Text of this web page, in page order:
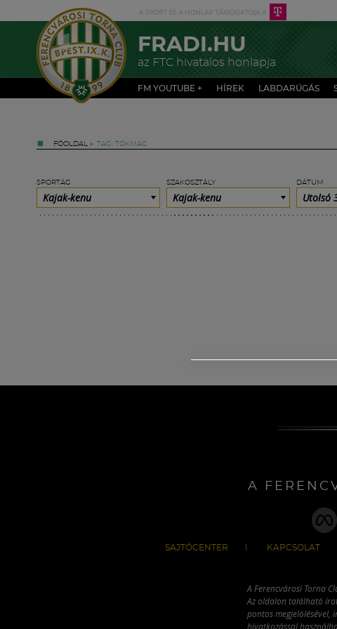
FRADI.HU
az FTC hivatalos honlapja
FM YOUTUBE + HÍREK LABDARÚGÁS
FŐOLDAL » TAG: TOKMAC
SPORTÁG
Kajak-kenu
SZAKOSZTÁLY
Kajak-kenu
DÁTUM
Utolsó
A
SAJTÓCENTER KAPCSOLAT
A Ferencvárosi Torna
Az oldalon található
pontos megjelölésével,
hivatkozással